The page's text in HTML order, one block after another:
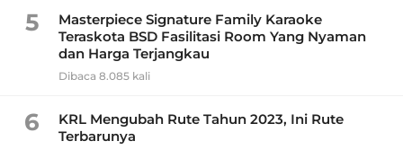
5
Masterpiece Signature Family Karaoke
Teraskota BSD Fasilitasi Room Yang Nyaman
dan Harga Terjangkau
Dibaca 8.085 kali
6
KRL Mengubah Rute Tahun 2023, Ini Rute
Terbarunya